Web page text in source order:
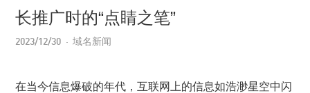
长推广时的“点睛之笔”
2023/12/30 域名新闻
在当今信息爆破的年代，互联网上的信息如浩渺星空中闪